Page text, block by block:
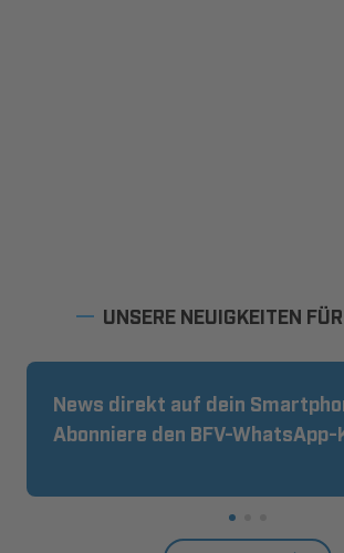
UNSERE NEUIGKEITEN
News direkt auf dein
Abonniere den BFV-WhatsApp-